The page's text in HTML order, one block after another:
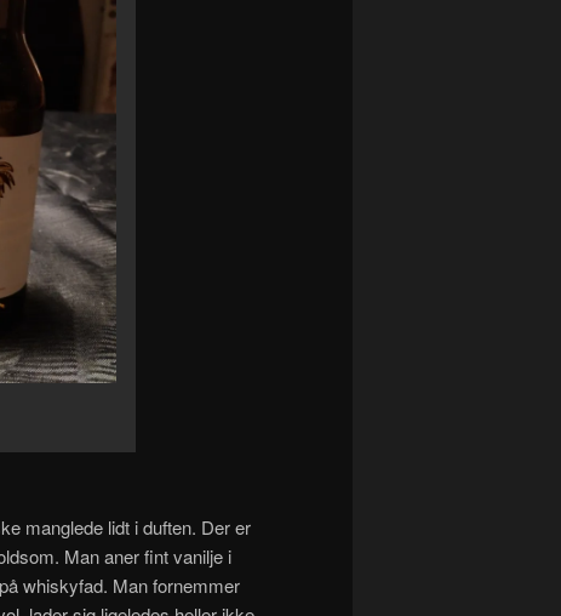
manglede lidt i duften. Der er
Man aner fint vanilje i
whiskyfad. Man fornemmer